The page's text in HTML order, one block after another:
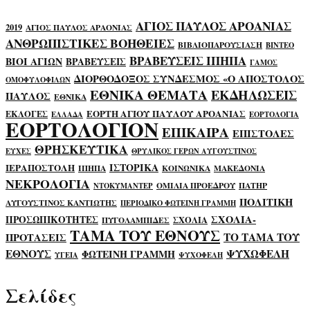
2019 ΑΓΙΟΣ ΠΑΥΛΟΣ ΑΡΑΟΝΙΑΣ ΑΓΙΟΣ ΠΑΥΛΟΣ ΑΡΟΑΝΙΑΣ
ΑΝΘΡΩΠΙΣΤΙΚΕΣ ΒΟΗΘΕΙΕΣ ΒΙΒΛΙΟΠΑΡΟΥΣΙΑΣΗ ΒΙΝΤΕΟ
ΒΙΟΙ ΑΓΙΩΝ ΒΡΑΒΕΥΣΕΙΣ ΒΡΑΒΕΥΣΕΙΣ ΙΠΗΠΑ ΓΑΜΟΣ
ΟΜΟΦΥΛΟΦΙΛΩΝ ΔΙΟΡΘΟΔΟΞΟΣ ΣΥΝΔΕΣΜΟΣ «Ο ΑΠΟΣΤΟΛΟΣ
ΠΑΥΛΟΣ ΕΘΝΙΚΑ ΕΘΝΙΚΑ ΘΕΜΑΤΑΕΚΔΗΛΩΣΕΙΣ
ΕΚΛΟΓΕΣ ΕΛΛΑΔΑ ΕΟΡΤΗ ΑΓΙΟΥ ΠΑΥΛΟΥ ΑΡΟΑΝΙΑΣ ΕΟΡΤΟΛΟΓΙΑ
ΕΟΡΤΟΛΟΓΙΟΝΕΠΙΚΑΙΡΑ ΕΠΙΣΤΟΛΕΣ
ΕΥΧΕΣ ΘΡΗΣΚΕΥΤΙΚΑ ΘΡΥΛΙΚΟΣ ΓΕΡΩΝ ΑΥΓΟΥΣΤΙΝΟΣ
ΙΕΡΑΠΟΣΤΟΛΗ ΙΠΗΠΑ ΙΣΤΟΡΙΚΑ ΚΟΙΝΩΝΙΚΑ ΜΑΚΕΔΟΝΙΑ
ΝΕΚΡΟΛΟΓΙΑ ΝΤΟΚΥΜΑΝΤΕΡ ΟΜΙΛΙΑ ΠΡΟΕΔΡΟΥ ΠΑΤΗΡ
ΑΥΓΟΥΣΤΙΝΟΣ ΚΑΝΤΙΩΤΗΣ ΠΕΡΙΟΔΙΚΟ ΦΩΤΕΙΝΗ ΓΡΑΜΜΗ ΠΟΛΙΤΙΚΗ
ΠΡΟΣΩΠΙΚΟΤΗΤΕΣ ΠΥΓΟΛΑΜΠΙΔΕΣ ΣΧΟΛΙΑ ΣΧΟΛΙΑ-
ΠΡΟΤΑΣΕΙΣ ΤΑΜΑ ΤΟΥ ΕΘΝΟΥΣ ΤΟ ΤΑΜΑ ΤΟΥ
ΕΘΝΟΥΣ ΥΓΕΙΑ ΦΩΤΕΙΝΗ ΓΡΑΜΜΗ ΨΥΧΟΦΕΛΗ ΨΥΧΩΦΕΛΗ
Σελίδες